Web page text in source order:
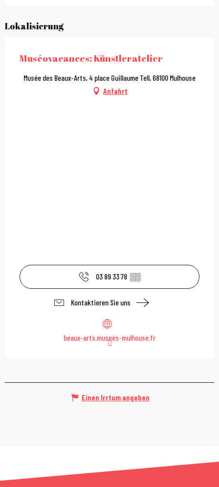
Lokalisierung
Muséovacances: Künstleratelier
Musée des Beaux-Arts, 4 place Guillaume Tell, 68100 Mulhouse
Anfahrt
03 89 33 78 ▒▒
Kontaktieren Sie uns
beaux-arts.musees-mulhouse.fr
Einen Irrtum angeben